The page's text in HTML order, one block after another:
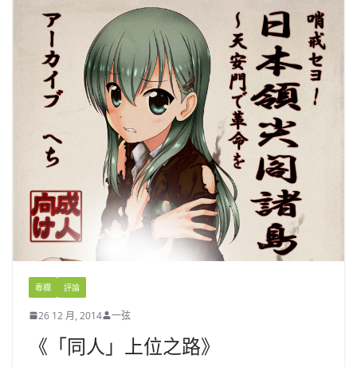
專欄 評論
26 12 月, 2014 一弦
《「同人」上位之路》